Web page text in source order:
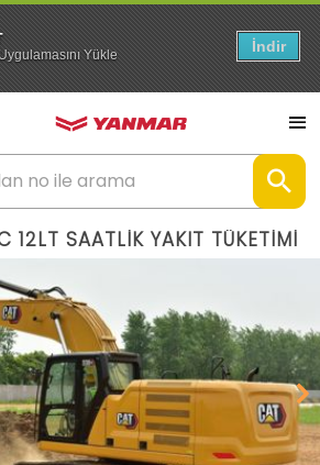
Yükle İndir
12LT SAATLİK YAKIT TÜKETİMİ